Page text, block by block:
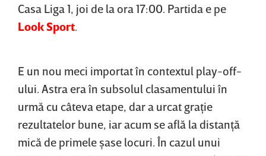
Casa Liga 1, joi de la ora 17:00. Partida e pe
Look Sport
E un nou meci importat în contextul play-off-
ului. Astra era în subsolul clasamentului în
urmă cu câteva etape, dar a urcat graţie
rezultatelor bune, iar acum se află la distanţă
mică de primele şase locuri. În cazul unui